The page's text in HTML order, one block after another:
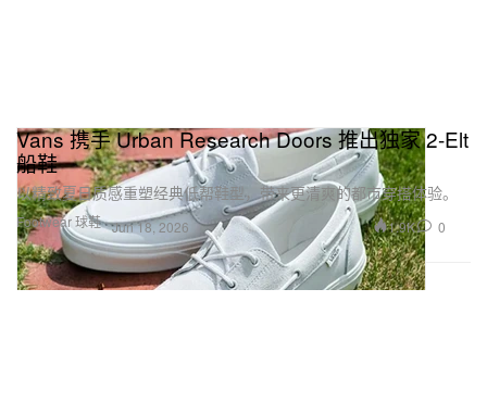
Footwear 球鞋
Vans 携手 Urban Research Doors 推出独家 2-Elt
船鞋
以精致夏日质感重塑经典低帮鞋型，带来更清爽的都市穿搭体验。
Jun 18, 2026 1.9K 0